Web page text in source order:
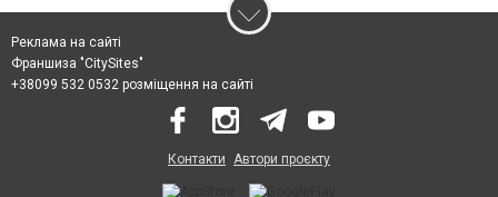
Реклама на сайті
Франшиза "CitySites"
+38099 532 0532 розміщення на сайті
Контакти Автори проєкту